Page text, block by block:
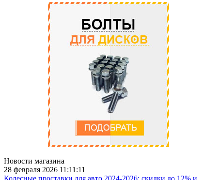
Новости магазина
28 февраля 2026 11:11:11